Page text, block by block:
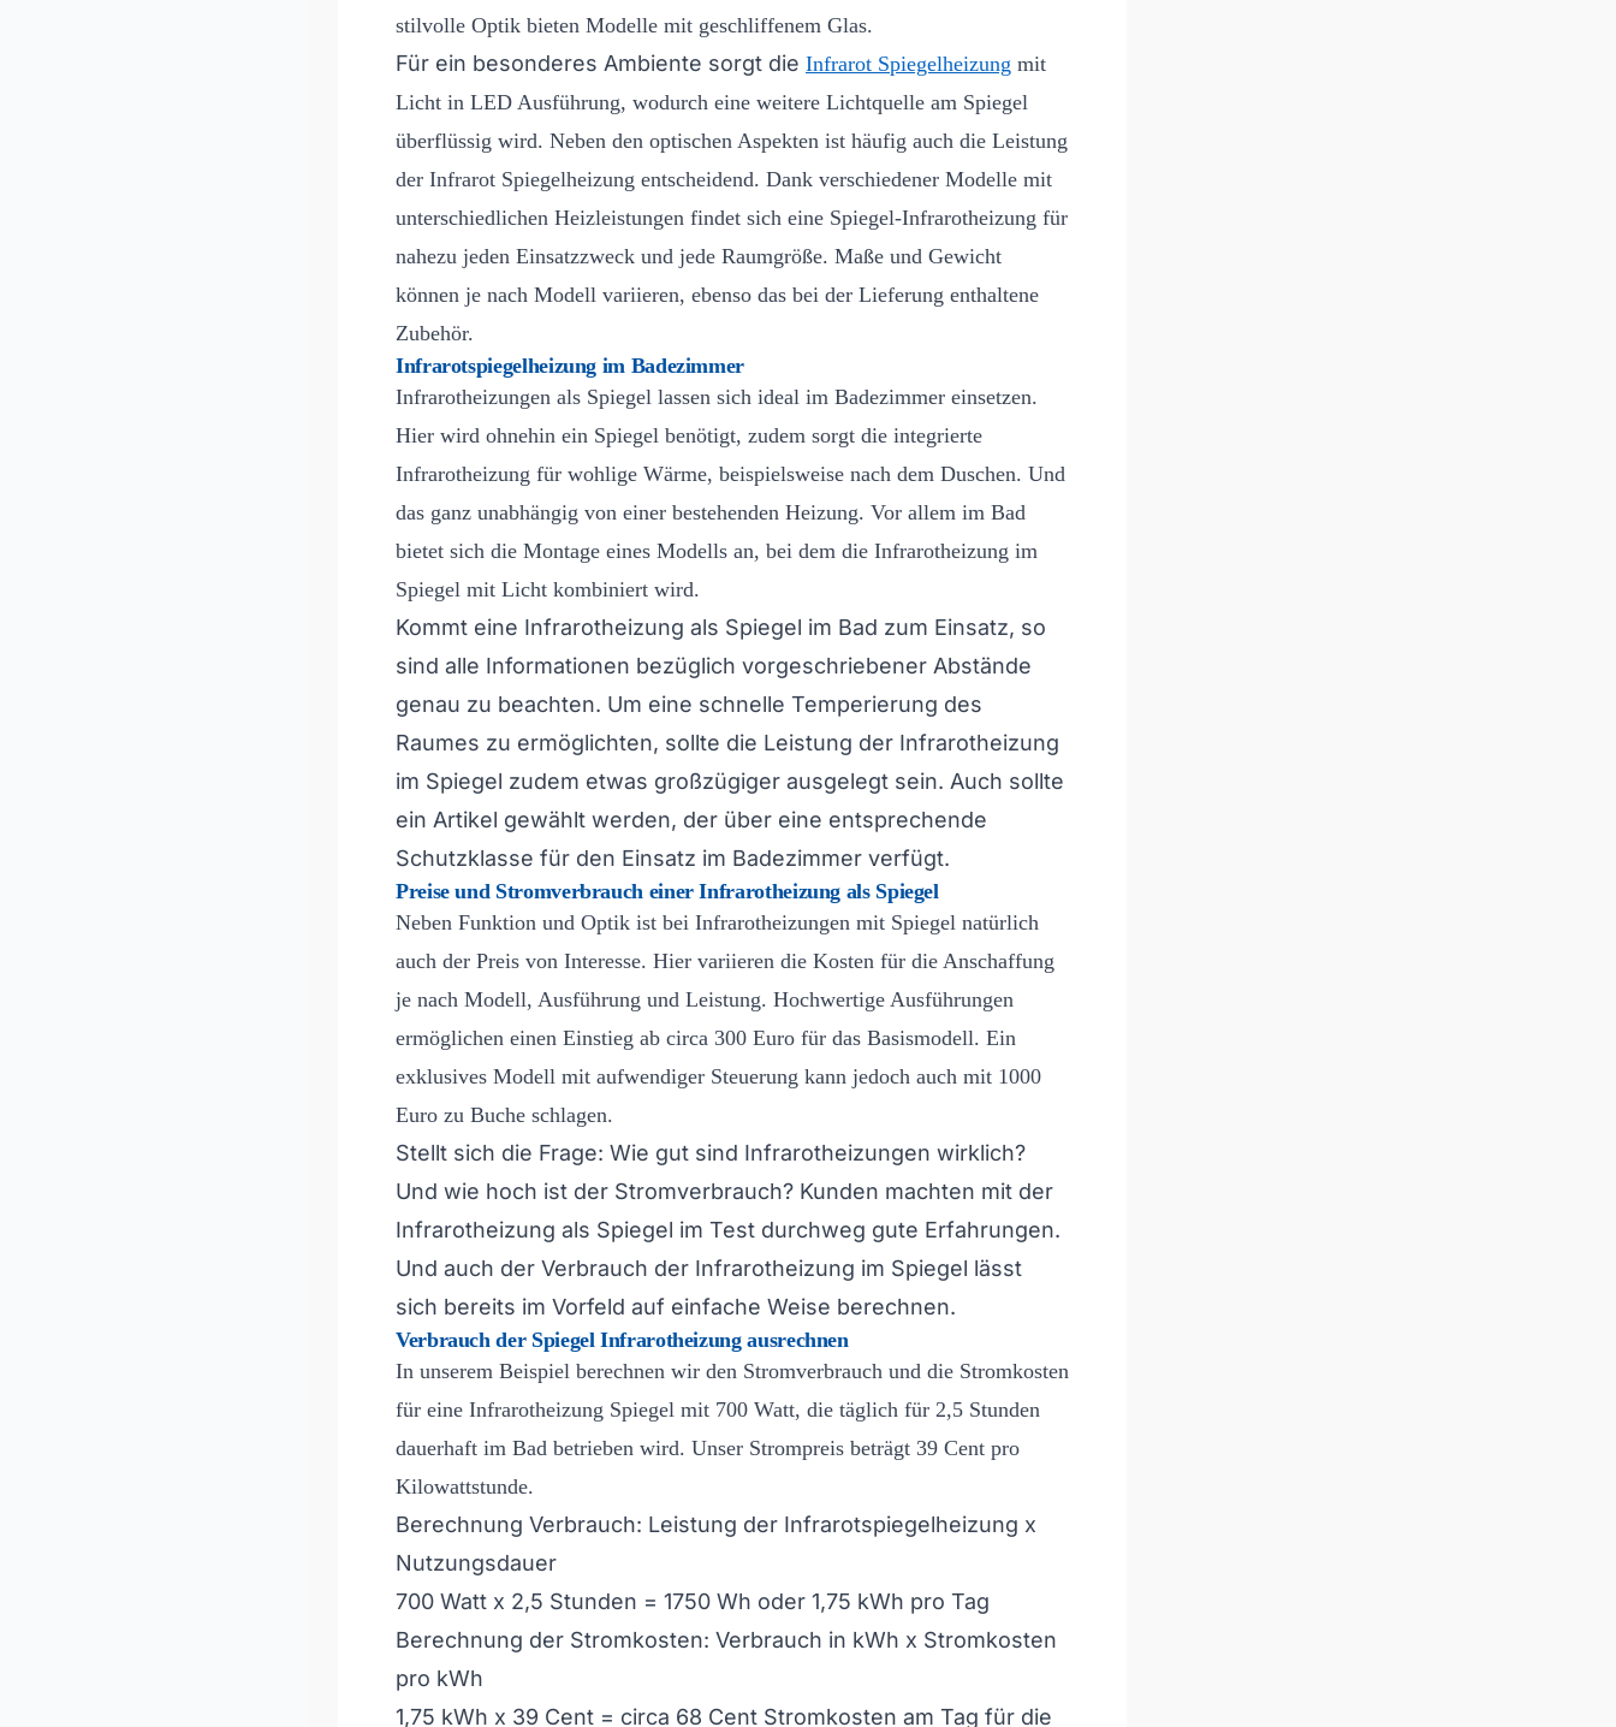
stilvolle Optik bieten Modelle mit geschliffenem Glas.
Für ein besonderes Ambiente sorgt die Infrarot Spiegelheizung mit
Licht in LED Ausführung, wodurch eine weitere Lichtquelle am Spiegel
überflüssig wird. Neben den optischen Aspekten ist häufig auch die Leistung
der Infrarot Spiegelheizung entscheidend. Dank verschiedener Modelle mit
unterschiedlichen Heizleistungen findet sich eine Spiegel-Infrarotheizung für
nahezu jeden Einsatzzweck und jede Raumgröße. Maße und Gewicht
können je nach Modell variieren, ebenso das bei der Lieferung enthaltene
Zubehör.
Infrarotspiegelheizung im Badezimmer
Infrarotheizungen als Spiegel lassen sich ideal im Badezimmer einsetzen.
Hier wird ohnehin ein Spiegel benötigt, zudem sorgt die integrierte
Infrarotheizung für wohlige Wärme, beispielsweise nach dem Duschen. Und
das ganz unabhängig von einer bestehenden Heizung. Vor allem im Bad
bietet sich die Montage eines Modells an, bei dem die Infrarotheizung im
Spiegel mit Licht kombiniert wird.
Kommt eine Infrarotheizung als Spiegel im Bad zum Einsatz, so
sind alle Informationen bezüglich vorgeschriebener Abstände
genau zu beachten. Um eine schnelle Temperierung des
Raumes zu ermöglichten, sollte die Leistung der Infrarotheizung
im Spiegel zudem etwas großzügiger ausgelegt sein. Auch sollte
ein Artikel gewählt werden, der über eine entsprechende
Schutzklasse für den Einsatz im Badezimmer verfügt.
Preise und Stromverbrauch einer Infrarotheizung als Spiegel
Neben Funktion und Optik ist bei Infrarotheizungen mit Spiegel natürlich
auch der Preis von Interesse. Hier variieren die Kosten für die Anschaffung
je nach Modell, Ausführung und Leistung. Hochwertige Ausführungen
ermöglichen einen Einstieg ab circa 300 Euro für das Basismodell. Ein
exklusives Modell mit aufwendiger Steuerung kann jedoch auch mit 1000
Euro zu Buche schlagen.
Stellt sich die Frage: Wie gut sind Infrarotheizungen wirklich?
Und wie hoch ist der Stromverbrauch? Kunden machten mit der
Infrarotheizung als Spiegel im Test durchweg gute Erfahrungen.
Und auch der Verbrauch der Infrarotheizung im Spiegel lässt
sich bereits im Vorfeld auf einfache Weise berechnen.
Verbrauch der Spiegel Infrarotheizung ausrechnen
In unserem Beispiel berechnen wir den Stromverbrauch und die Stromkosten
für eine Infrarotheizung Spiegel mit 700 Watt, die täglich für 2,5 Stunden
dauerhaft im Bad betrieben wird. Unser Strompreis beträgt 39 Cent pro
Kilowattstunde.
Berechnung Verbrauch: Leistung der Infrarotspiegelheizung x
Nutzungsdauer
700 Watt x 2,5 Stunden = 1750 Wh oder 1,75 kWh pro Tag
Berechnung der Stromkosten: Verbrauch in kWh x Stromkosten
pro kWh
1,75 kWh x 39 Cent = circa 68 Cent Stromkosten am Tag für die